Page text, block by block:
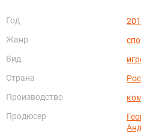
Год
Жанр
Вид
Страна
Производство
Продюсер